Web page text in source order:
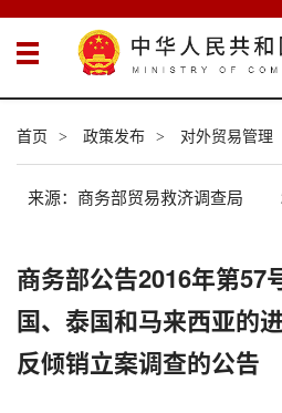
首页 > 政策发布 > 对外贸易管理
来源：商务部贸易救济调查局
商务部公告2016年第57
国、泰国和马来西亚的
反倾销立案调查的公告